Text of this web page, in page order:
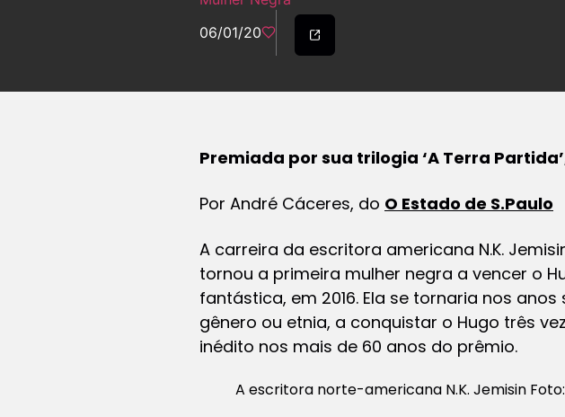
06/01/20
Premiada por sua trilogia ‘A Terra
Por André Cáceres, do O Estado de S.Paulo
A carreira da escritora americana N.K.
tornou a primeira mulher negra a vencer o
fantástica, em 2016. Ela se tornaria nos
gênero ou etnia, a conquistar o Hugo três
inédito nos mais de 60 anos do prêmio.
A escritora norte-americana N.K. Jemisin